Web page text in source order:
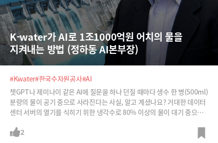
K-water가 AI로 1조1000억원 어치의 물을
지켜내는 방법 (정하동 AI본부장)
#Kwater#한국수자원공사#AI
챗GPT나 제미나이 같은 AI에 질문을 하나 던질 때마다 생수 한 병(500ml)
분량의 물이 공기 중으로 사라진다는 사실, 알고 계셨나요? 거대한 데이터
센터 서버의 열기를 식히기 위한 냉각수로 80% 이상의 물이 대기 중으로
에서만 하루 70만톤에 달하는 물을 사용하고 있다고 합니다. 인구 250만
2